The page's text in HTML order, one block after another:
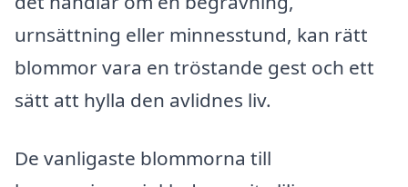
urnsättning eller minnesstund, kan rätt
blommor vara en tröstande gest och ett
sätt att hylla den avlidnes liv.
De vanligaste blommorna till